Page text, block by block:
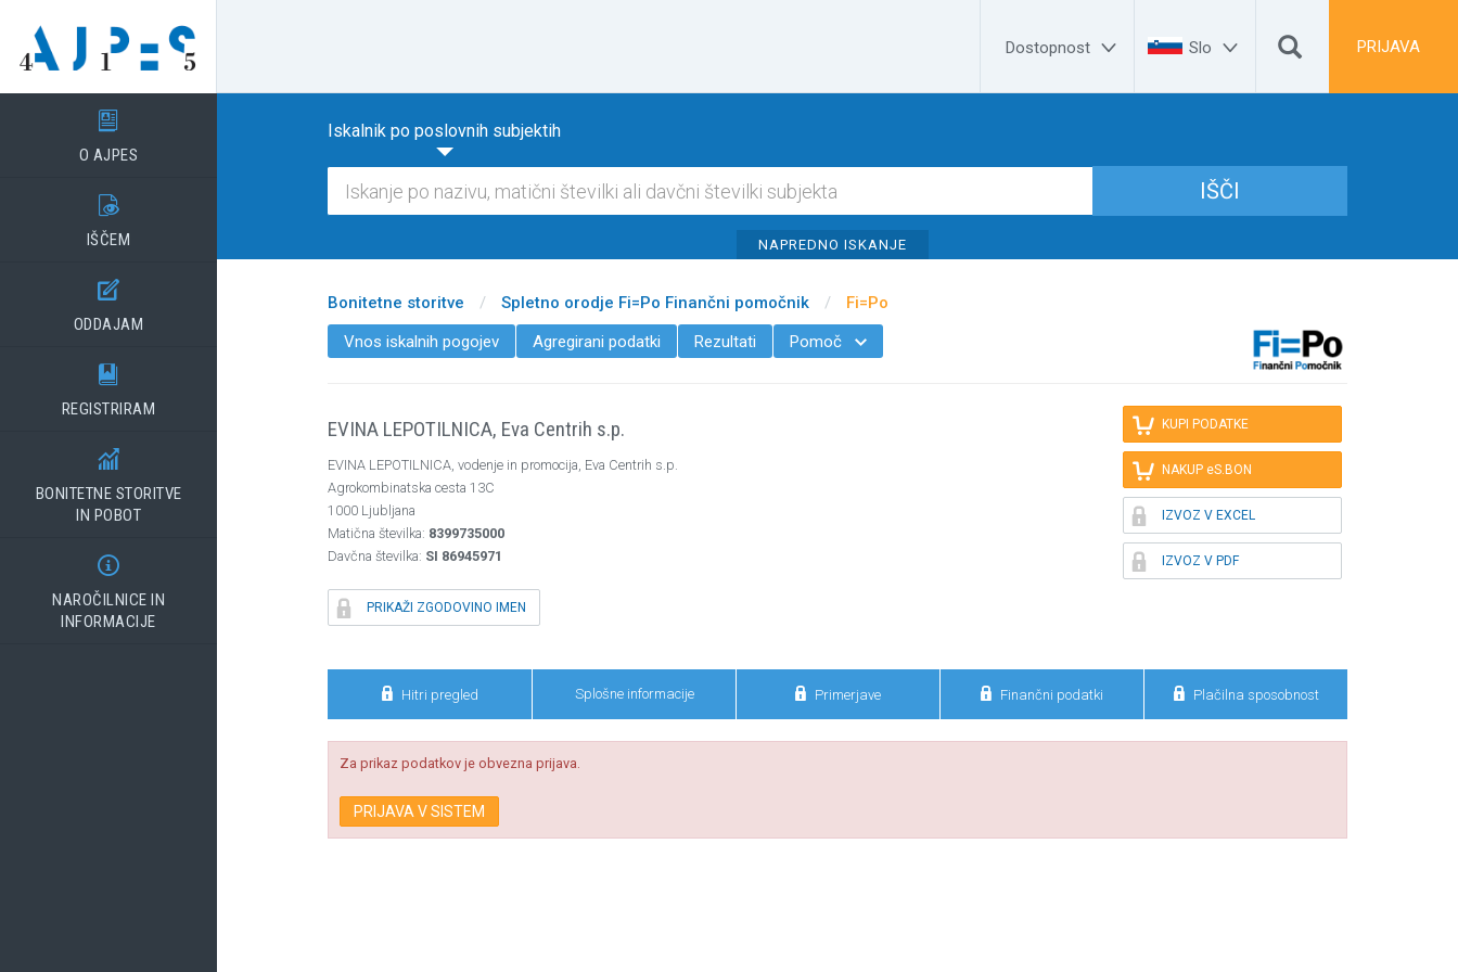

O AJPES

IŠČEM

ODDAJAM

REGISTRIRAM

BONITETNE STORITVE
IN POBOT

NAROČILNICE IN
INFORMACIJE
PRIJAVA
Slo 
Dostopnost 
Iskalnik po poslovnih subjektih
NAPREDNO ISKANJE
Bonitetne storitve / Spletno orodje Fi=Po Finančni pomočnik /
Fi=Po
Vnos iskalnih pogojev
Agregirani podatki Rezultati Pomoč 
EVINA LEPOTILNICA, Eva Centrih s.p.
EVINA LEPOTILNICA, vodenje in promocija, Eva Centrih s.p.
Agrokombinatska cesta 13C
1000 Ljubljana
Matična številka: 8399735000
Davčna številka: SI 86945971
 PRIKAŽI ZGODOVINO IMEN
 KUPI PODATKE
 NAKUP eS.BON
 IZVOZ V EXCEL
 IZVOZ V PDF
 Hitri pregled Splošne informacije  Primerjave  Finančni podatki  Plačilna sposobnost
Za prikaz podatkov je obvezna prijava.
PRIJAVA V SISTEM